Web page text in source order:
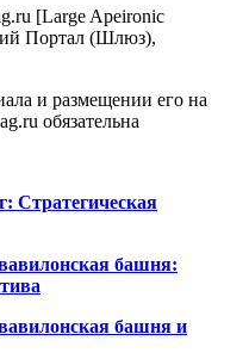
[Large Apeironic
Портал (Шлюз),
и размещении его на
обязательна
Стратегическая
башня:
башня и